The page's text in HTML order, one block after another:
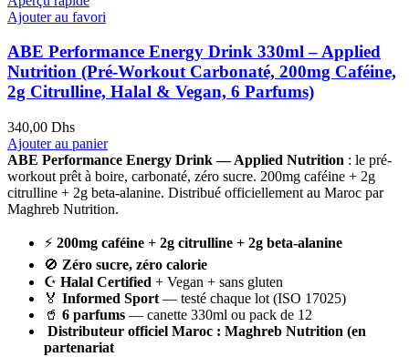
Ajouter au favori
ABE Performance Energy Drink 330ml – Applied
Nutrition (Pré-Workout Carbonaté, 200mg Caféine,
2g Citrulline, Halal & Vegan, 6 Parfums)
340,00 Dhs
Ajouter au panier
ABE Performance Energy Drink — Applied Nutrition : le pré-
workout prêt à boire, carbonaté, zéro sucre. 200mg caféine + 2g
citrulline + 2g beta-alanine. Distribué officiellement au Maroc par
Maghreb Nutrition.
⚡ 200mg caféine + 2g citrulline + 2g beta-alanine
🚫 Zéro sucre, zéro calorie
☪️ Halal Certified + Vegan + sans gluten
🏅 Informed Sport — testé chaque lot (ISO 17025)
🥤 6 parfums — canette 330ml ou pack de 12
Distributeur officiel Maroc : Maghreb Nutrition (en
partenariat